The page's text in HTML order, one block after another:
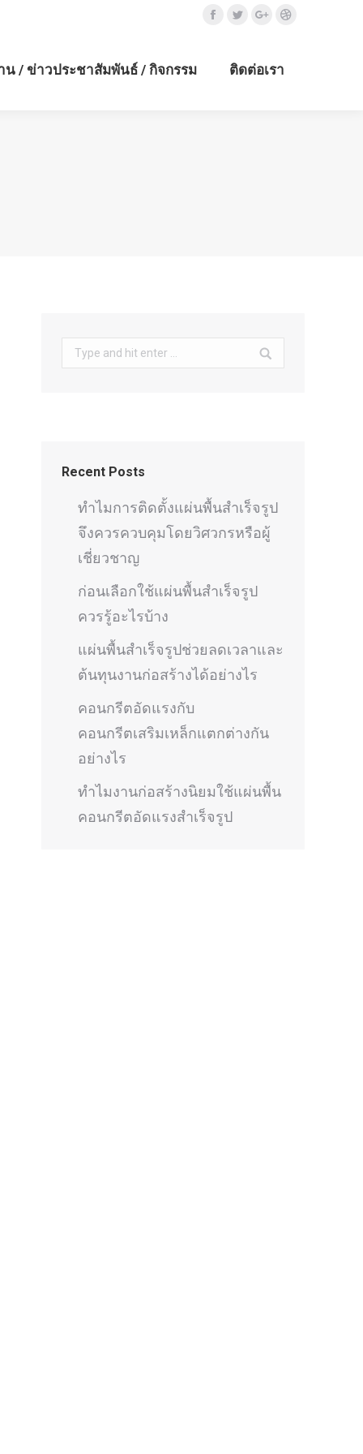
Facebook
TwitterGoogle+Dribbble
น / ข่าวประชาสัมพันธ์ / กิจกรรม ติดต่อเรา
Search:
Recent Posts
ทำไมการติดตั้งแผ่นพื้นสำเร็จรูป
จึงควรควบคุมโดยวิศวกรหรือผู้
เชี่ยวชาญ
ก่อนเลือกใช้แผ่นพื้นสำเร็จรูป
ควรรู้อะไรบ้าง
แผ่นพื้นสำเร็จรูปช่วยลดเวลาและ
ต้นทุนงานก่อสร้างได้อย่างไร
คอนกรีตอัดแรงกับ
คอนกรีตเสริมเหล็กแตกต่างกัน
อย่างไร
ทำไมงานก่อสร้างนิยมใช้แผ่นพื้น
คอนกรีตอัดแรงสำเร็จรูป